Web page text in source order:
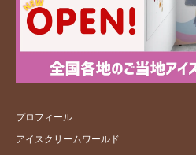
プロフィール
アイスクリームワールド